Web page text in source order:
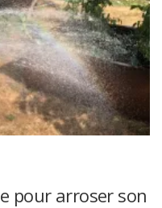
pour arroser son